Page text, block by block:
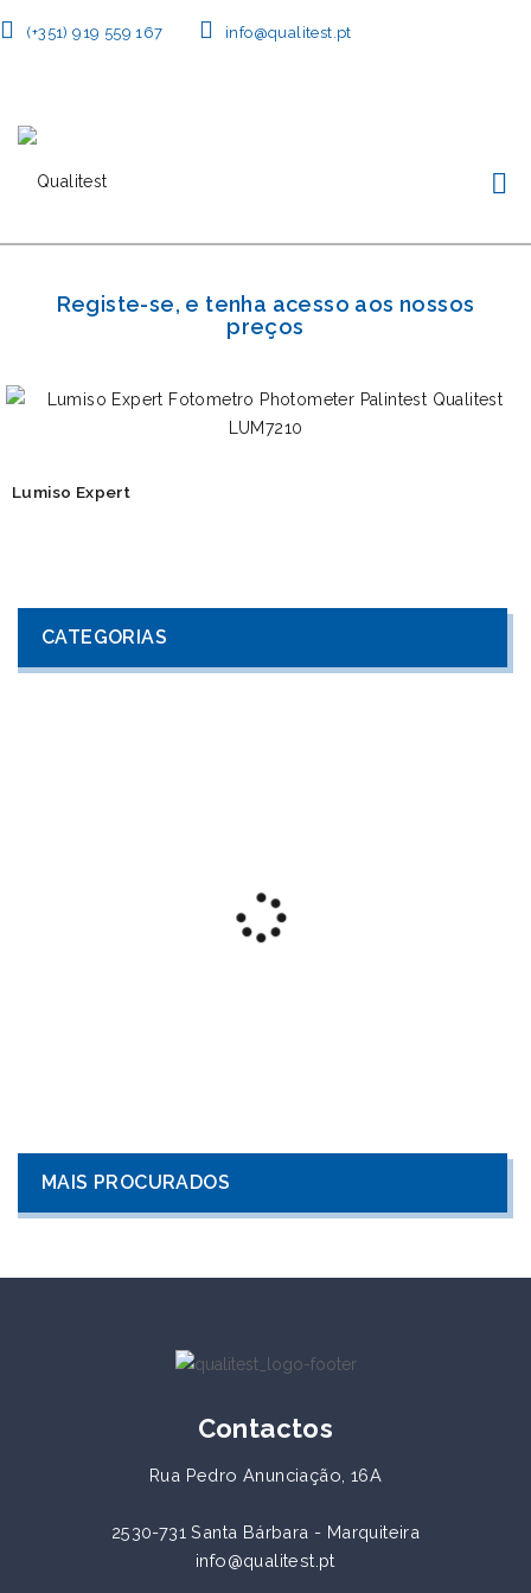
(+351) 919 559 167 info@qualitest.pt
Registe-se, e tenha acesso aos nossos
preços
Lumiso Expert
CATEGORIAS
MAIS PROCURADOS
Contactos
Rua Pedro Anunciação, 16A
2530-731 Santa Bárbara - Marquiteira
info@qualitest.pt